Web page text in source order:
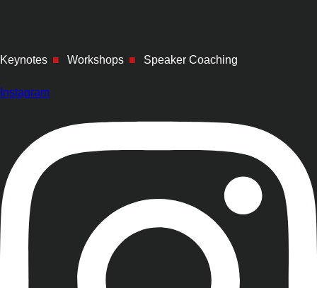
Keynotes ■ Workshops ■ Speaker Coaching
Instagram